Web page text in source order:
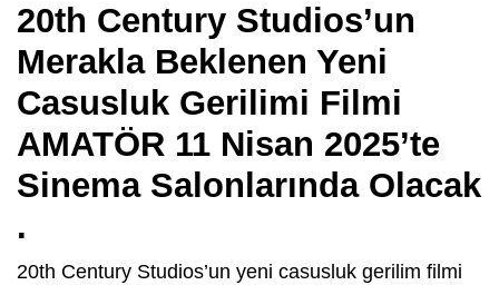
20th Century Studios’un
Merakla Beklenen Yeni
Casusluk Gerilimi Filmi
AMATÖR 11 Nisan 2025’te
Sinema Salonlarında Olacak
.
20th Century Studios’un yeni casusluk gerilim filmi